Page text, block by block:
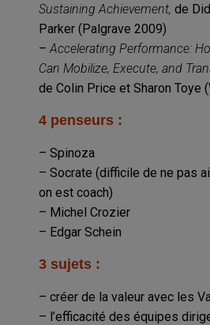
Sustaining Achievement, de
Parker (Palgrave 2009)
–Accelerating Performance:
Can Mobilize, Execute, and
de Colin Price et Sharon Toye
4 penseurs :
– Spinoza
– Socrate (difficile de ne pas
on est coach)
– Michel Crozier
– Edgar Schein
3 sujets :
– créer de la valeur avec les
– l’efficacité des équipes